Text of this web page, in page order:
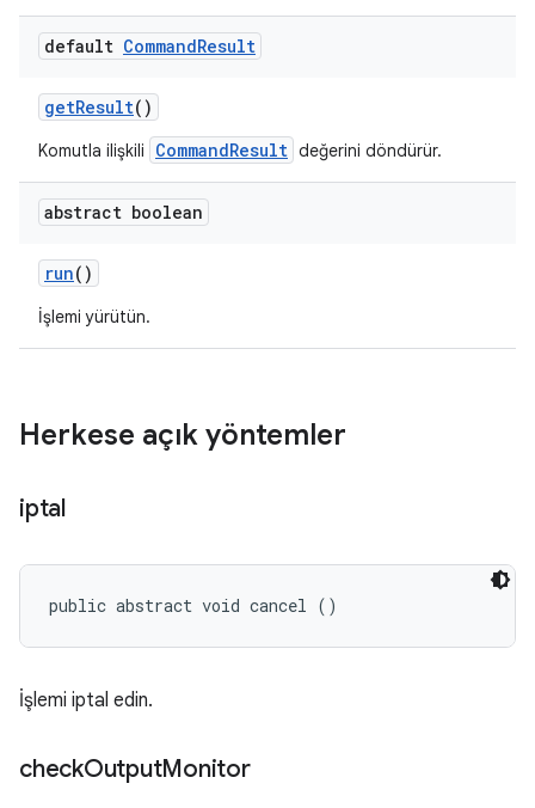
default CommandResult
getResult()
Komutla ilişkili CommandResult değerini döndürür.
abstract boolean
run()
İşlemi yürütün.
Herkese açık yöntemler
iptal
public abstract void cancel ()
İşlemi iptal edin.
checkOutputMonitor